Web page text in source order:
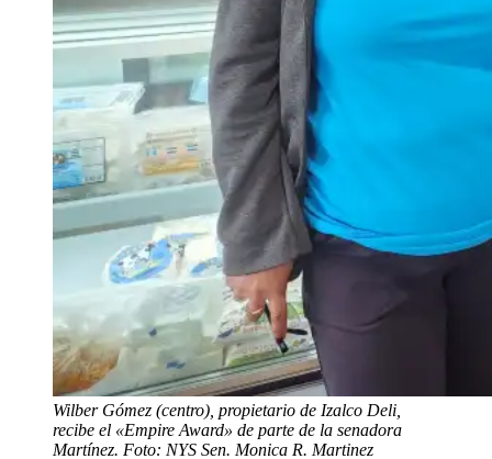
Wilber Gómez (centro), propietario de Izalco Deli,
recibe el «Empire Award» de parte de la senadora
Martínez. Foto: NYS Sen. Monica R. Martinez